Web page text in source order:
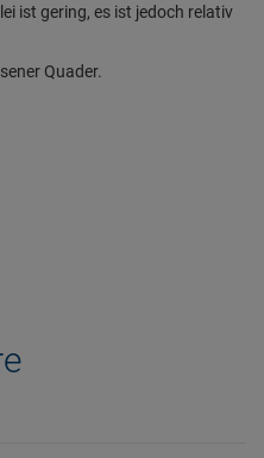
ist gering, es ist jedoch relativ
Quader.